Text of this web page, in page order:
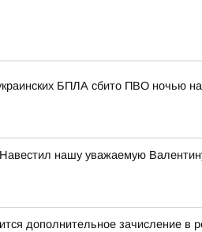
БПЛА сбито ПВО ночью
Навестил нашу уважаемую
дополнительное зачисление в